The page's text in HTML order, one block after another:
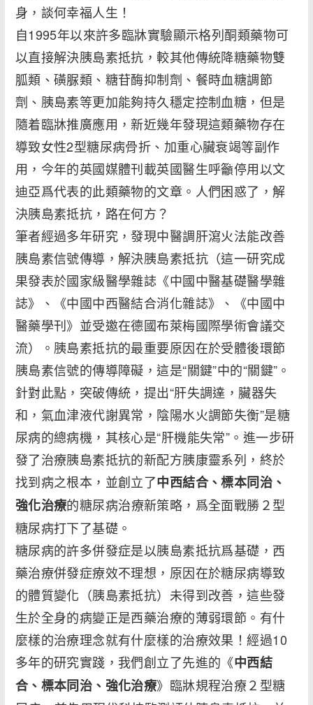
身，談何幸福人生！
自1995年以來許多臨牀實驗顯示格列酮類藥物可
以直接解決胰島素抵抗，較其他傳統降糖藥物雙
胍類、磺脲類、糖苷酶抑制劑、餐時血糖調節
劑、胰島素等更加能夠持久穩定控制血糖，但是
隨着臨牀推廣應用，新近幾年發現這類藥物存在
導致女性2型糖尿病骨折、加重心臟衰竭等副作
用，今年的英國媒體刊載英國醫生呼籲停用以文
迪亞爲代表的此類藥物的文章。人們困惑了，解
決胰島素抵抗，路在何方？
筆者經過多年研究，發現中醫調肝瀉火法能改善
胰島素信號傳導，解決胰島素抵抗（這一研究成
果發表於國家級醫學雜誌《中國中醫基礎醫學雜
誌》、《中國中西醫結合消化雜誌》、《中國中
醫藥學刊》並受邀在德國布萊梅國際學術會議交
流）。胰島素抵抗的最重要原因在於受體後環節
胰島素信號的傳導障礙，這是“關鍵”中的“關鍵”。
針對此點，突破傳統，提出“肝失調達，臟器失
和，氣血津液代謝異常，陰陽水火調節失衡”是糖
尿病的總病機，其核心是“肝機能失常”。進一步研
發了治療胰島素抵抗的新配方胰康靈系列，終於
找到病之根本，並創立了中西結合、標本同治、
強化治療的糖尿病治療新策略，爲全面戰勝２型
糖尿病打下了基礎。
糖尿病的許多併發症是以胰島素抵抗爲基礎，西
藥治療併發症療效不理想，原因在於糖尿病導致
的體質變化（胰島素抵抗）未得到改善，這些發
生於全身的病變正是西藥治療的薄弱環節。有什
麼樣的治療理念就有什麼樣的治療效果！經過10
多年的研究實踐，我們創立了先進的《中西結
合、標本同治、強化治療》臨牀規程治療２型糖